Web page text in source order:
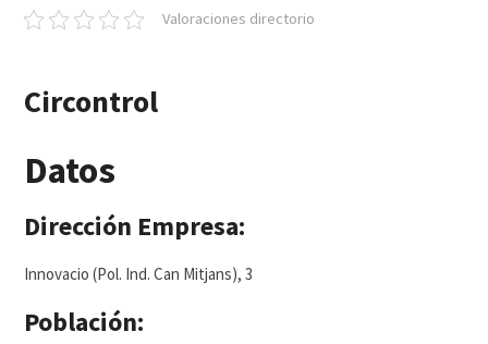
Valoraciones directorio
Circontrol
Datos
Dirección Empresa:
Innovacio (Pol. Ind. Can Mitjans), 3
Población: